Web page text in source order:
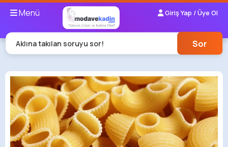
Menü Giriş Yap / Üye Ol
Aklına takılan soruyu sor! Sor